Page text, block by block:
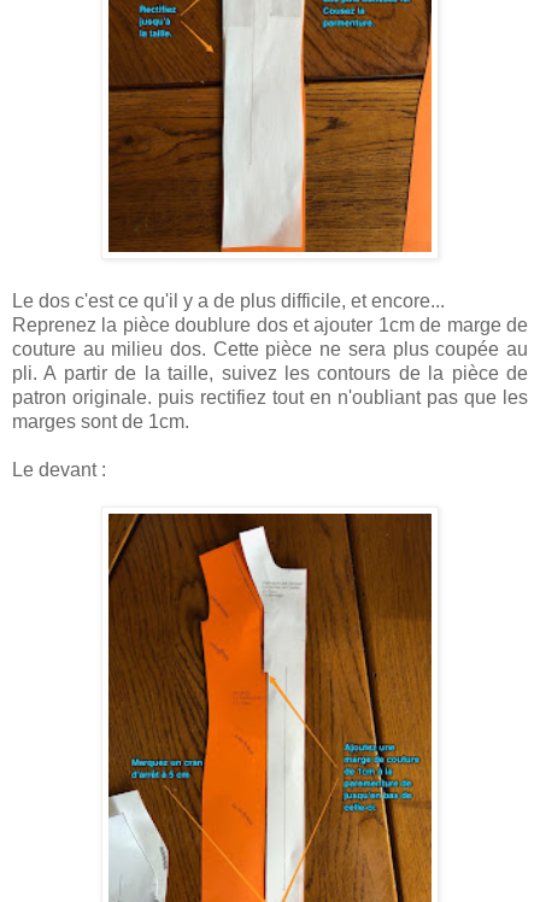
Le dos c'est ce qu'il y a de plus difficile, et encore...
Reprenez la pièce doublure dos et ajouter 1cm de marge de
couture au milieu dos. Cette pièce ne sera plus coupée au
pli. A partir de la taille, suivez les contours de la pièce de
patron originale. puis rectifiez tout en n'oubliant pas que les
marges sont de 1cm.
Le devant :